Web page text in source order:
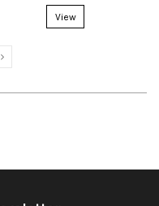
View